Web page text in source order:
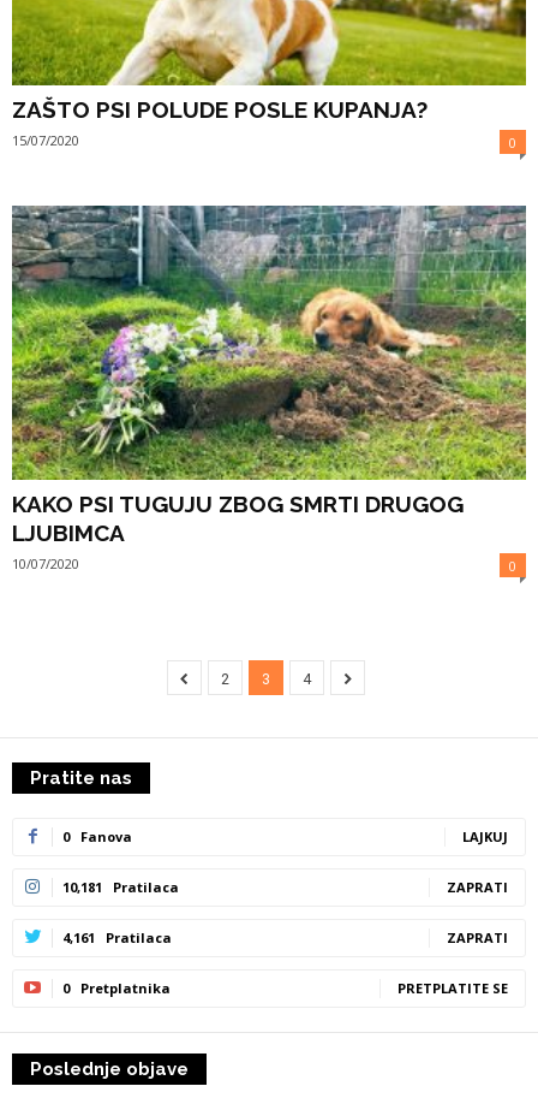
ZAŠTO PSI POLUDE POSLE KUPANJA?
15/07/2020 0
KAKO PSI TUGUJU ZBOG SMRTI DRUGOG
LJUBIMCA
10/07/2020 0
2 3 4
Pratite nas
0 Fanova LAJKUJ
10,181 Pratilaca ZAPRATI
4,161 Pratilaca ZAPRATI
0 Pretplatnika PRETPLATITE SE
Poslednje objave